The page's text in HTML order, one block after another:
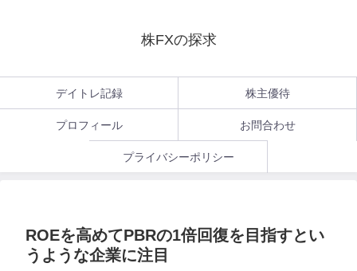
株FXの探求
デイトレ記録 株主優待
プロフィール お問合わせ
プライバシーポリシー
ROEを高めてPBRの1倍回復を目指すとい
うような企業に注目